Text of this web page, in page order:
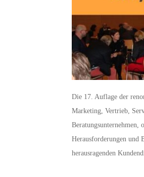
Die 17. Auflage der
Marketing, Vertrieb,
Beratungsunternehmen,
Herausforderungen und
herausragenden